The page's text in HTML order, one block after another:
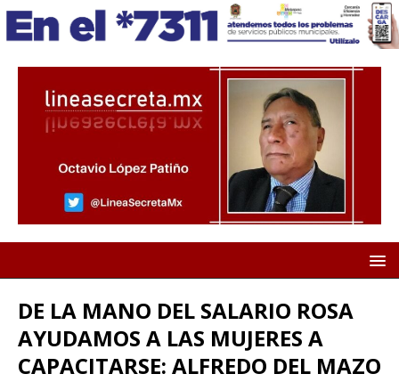
DE LA MANO DEL SALARIO ROSA
AYUDAMOS A LAS MUJERES A
CAPACITARSE: ALFREDO DEL MAZO